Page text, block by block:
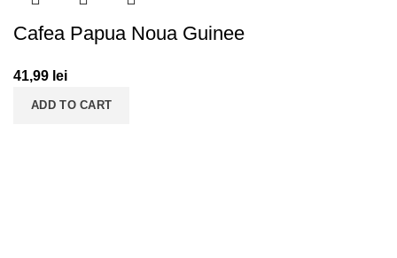
Cafea Papua Noua Guinee
41,99 lei
ADD TO CART